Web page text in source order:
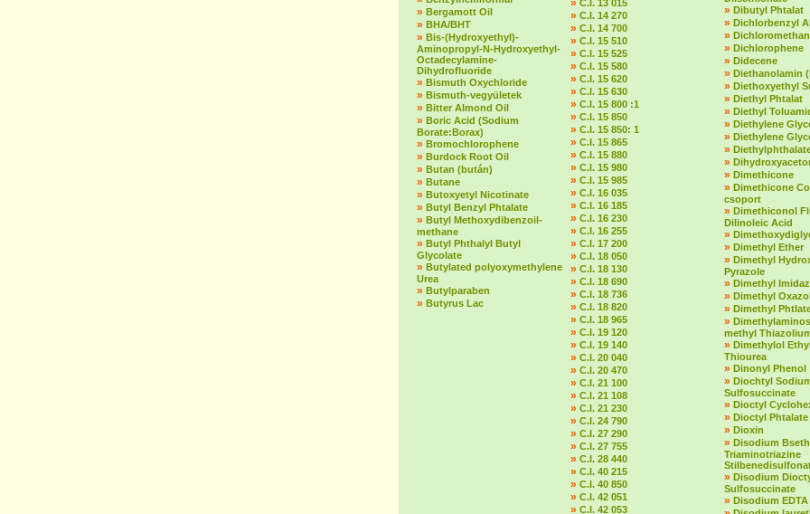
» Bergamott Oil
» BHA/BHT
» Bis-(Hydroxyethyl)-
Aminopropyl-N-Hydroxyethyl-
Octadecylamine-
Dihydrofluoride
» Bismuth Oxychloride
» Bismuth-vegyületek
» Bitter Almond Oil
» Boric Acid (Sodium
Borate:Borax)
» Bromochlorophene
» Burdock Root Oil
» Butan (bután)
» Butane
» Butoxyetyl Nicotinate
» Butyl Benzyl Phtalate
» Butyl Methoxydibenzoil-
methane
» Butyl Phthalyl Butyl
Glycolate
» Butylated polyoxymethylene
Urea
» Butylparaben
» Butyrus Lac
» C.I. 13 015
» C.I. 14 270
» C.I. 14 700
» C.I. 15 510
» C.I. 15 525
» C.I. 15 580
» C.I. 15 620
» C.I. 15 630
» C.I. 15 800 :1
» C.I. 15 850
» C.I. 15 850: 1
» C.I. 15 865
» C.I. 15 880
» C.I. 15 980
» C.I. 15 985
» C.I. 16 035
» C.I. 16 185
» C.I. 16 230
» C.I. 16 255
» C.I. 17 200
» C.I. 18 050
» C.I. 18 130
» C.I. 18 690
» C.I. 18 736
» C.I. 18 820
» C.I. 18 965
» C.I. 19 120
» C.I. 19 140
» C.I. 20 040
» C.I. 20 470
» C.I. 21 100
» C.I. 21 108
» C.I. 21 230
» C.I. 24 790
» C.I. 27 290
» C.I. 27 755
» C.I. 28 440
» C.I. 40 215
» C.I. 40 850
» C.I. 42 051
» C.I. 42 053
» Dibutyl Phtalat
» Dichlorbenzyl
»
» Dichlorophene
» Didecene
» Diethanolamin
» Diethoxyethyl
» Diethyl Phtalat
» Diethyl
» Diethylene
» Diethylene
»
»
» Dimethicone
» Dimethicone
csoport
» Dimethiconol
Dilinoleic Acid
»
» Dimethyl Ether
» Dimethyl
Pyrazole
» Dimethyl
» Dimethyl
» Dimethyl
»
methyl
» Dimethylol
Thiourea
» Dinonyl Phenol
» Diochtyl
Sulfosuccinate
» Dioctyl
» Dioctyl Phtalate
» Dioxin
» Disodium
Triaminotriazine
» Disodium
Sulfosuccinate
» Disodium EDTA